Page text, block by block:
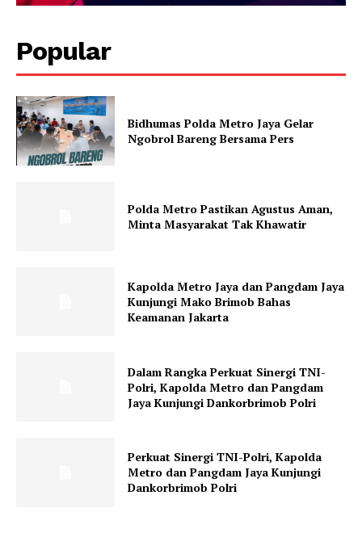
Popular
Bidhumas Polda Metro Jaya Gelar
Ngobrol Bareng Bersama Pers
Polda Metro Pastikan Agustus Aman,
Minta Masyarakat Tak Khawatir
Kapolda Metro Jaya dan Pangdam Jaya
Kunjungi Mako Brimob Bahas
Keamanan Jakarta
Dalam Rangka Perkuat Sinergi TNI-
Polri, Kapolda Metro dan Pangdam
Jaya Kunjungi Dankorbrimob Polri
Perkuat Sinergi TNI-Polri, Kapolda
Metro dan Pangdam Jaya Kunjungi
Dankorbrimob Polri